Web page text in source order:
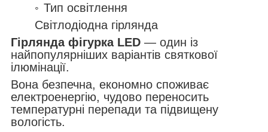
Тип освітлення
Світлодіодна гірлянда
Гірлянда фігурка LED — один із
найпопулярніших варіантів святкової
ілюмінації.
Вона безпечна, економно споживає
електроенергію, чудово переносить
температурні перепади та підвищену
вологість.